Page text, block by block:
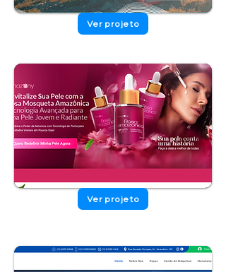
Ver projeto
Ver projeto